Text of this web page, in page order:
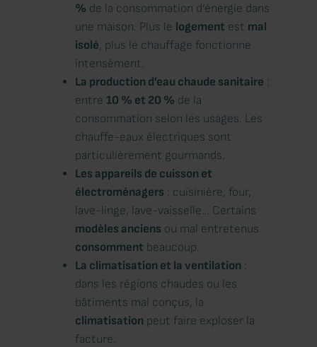
% de la consommation d’énergie dans
une maison. Plus le logement est mal
isolé, plus le chauffage fonctionne
intensément.
La production d’eau chaude sanitaire :
entre 10 % et 20 % de la
consommation selon les usages. Les
chauffe-eaux électriques sont
particulièrement gourmands.
Les appareils de cuisson et
électroménagers : cuisinière, four,
lave-linge, lave-vaisselle… Certains
modèles anciens ou mal entretenus
consomment beaucoup.
La climatisation et la ventilation :
dans les régions chaudes ou les
bâtiments mal conçus, la
climatisation peut faire exploser la
facture.